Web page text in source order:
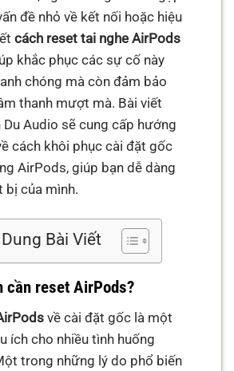
đề nhỏ về kết nối hoặc hiệu
cách reset tai nghe AirPods
khắc phục các sự cố này
chóng mà còn đảm bảo
thanh mượt mà. Bài viết
Du Audio sẽ cung cấp hướng
cách khôi phục cài đặt gốc
AirPods, giúp bạn dễ dàng
bị của mình.
Bài Viết
cần reset AirPods?
về cài đặt gốc là một
ích cho nhiều tình huống
trong những lý do phổ biến